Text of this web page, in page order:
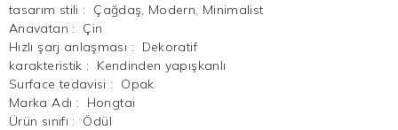
tasarım stili :
Çağdaş, Modern, Minimalist
Anavatan :
Çin
Hızlı şarj anlaşması :
Dekoratif
karakteristik :
Kendinden yapışkanlı
Surface tedavisi :
Opak
Marka Adı :
Hongtai
Ürün sınıfı :
Ödül